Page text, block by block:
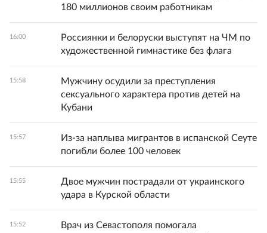
180 миллионов своим работникам
16:00
Россиянки и белоруски выступят на ЧМ по
художественной гимнастике без флага
15:58
Мужчину осудили за преступления
сексуального характера против детей на
Кубани
15:57
Из-за наплыва мигрантов в испанской Сеуте
погибли более 100 человек
15:55
Двое мужчин пострадали от украинского
удара в Курской области
15:52
Врач из Севастополя помогала